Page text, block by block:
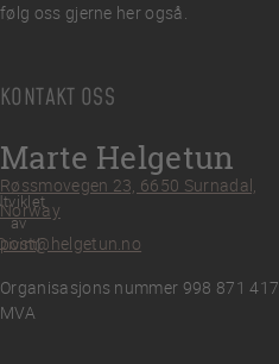
følg oss gjerne her også.
KONTAKT OSS
Marte Helgetun
Røssmovegen 23, 6650 Surnadal,
Norway
post@helgetun.no
Organisasjons nummer 998 871 417
MVA
av